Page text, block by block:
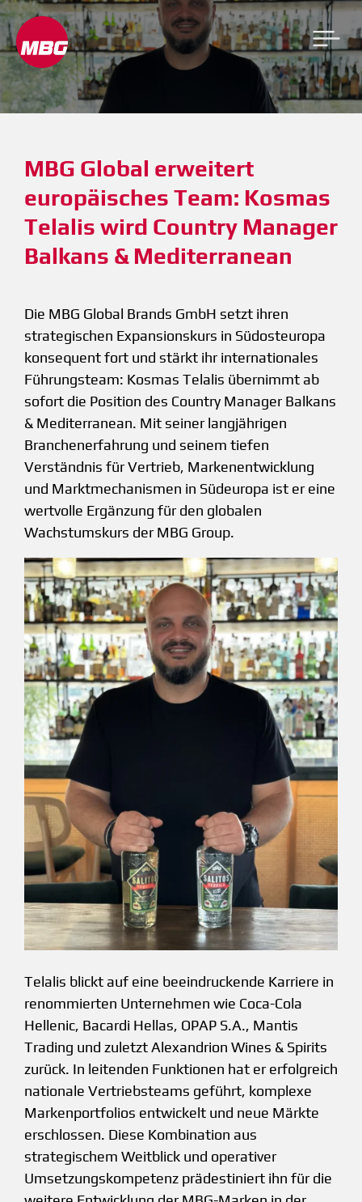
MBG Global erweitert
europäisches Team: Kosmas
Telalis wird Country Manager
Balkans & Mediterranean
Die MBG Global Brands GmbH setzt ihren
strategischen Expansionskurs in Südosteuropa
konsequent fort und stärkt ihr internationales
Führungsteam: Kosmas Telalis übernimmt ab
sofort die Position des Country Manager Balkans
& Mediterranean. Mit seiner langjährigen
Branchenerfahrung und seinem tiefen
Verständnis für Vertrieb, Markenentwicklung
und Marktmechanismen in Südeuropa ist er eine
wertvolle Ergänzung für den globalen
Wachstumskurs der MBG Group.
Telalis blickt auf eine beeindruckende Karriere in
renommierten Unternehmen wie Coca-Cola
Hellenic, Bacardi Hellas, OPAP S.A., Mantis
Trading und zuletzt Alexandrion Wines & Spirits
zurück. In leitenden Funktionen hat er erfolgreich
nationale Vertriebsteams geführt, komplexe
Markenportfolios entwickelt und neue Märkte
erschlossen. Diese Kombination aus
strategischem Weitblick und operativer
Umsetzungskompetenz prädestiniert ihn für die